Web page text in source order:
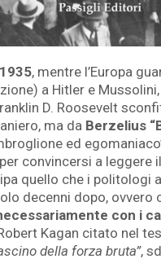
, mentre l’Europa
a Hitler e
D. Roosevelt
ma da Berzelius
ed
convincersi a leggere
quello che i politologi
decenni dopo, ovvero
con i
Kagan citato nel
della forza bruta”,